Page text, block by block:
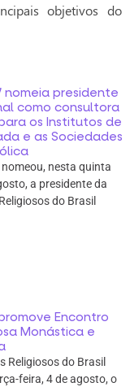
objetivos do
nomeia presidente
como consultora
os Institutos de
e as Sociedades
nesta quinta
a presidente da
do Brasil
Encontro
Monástica e
Religiosos do Brasil
feira, 4 de agosto, o